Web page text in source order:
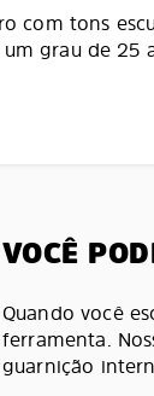
com tons
grau de 25
VOCÊ
Quando você
ferramenta.
guarnição